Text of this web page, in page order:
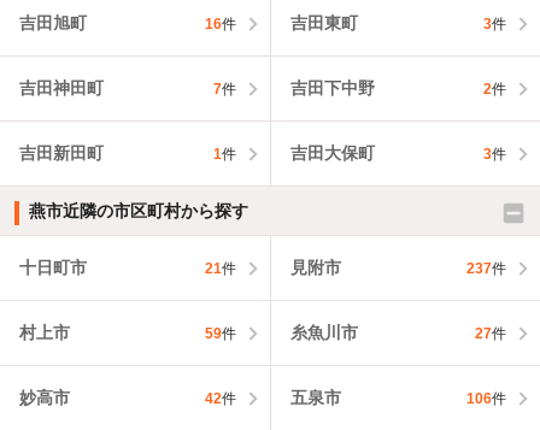
吉田旭町 16件 吉田東町 3件
吉田神田町 7件 吉田下中野 2件
吉田新田町 1件 吉田大保町 3件
燕市近隣の市区町村から探す
十日町市 21件 見附市 237件
村上市 59件 糸魚川市 27件
妙高市 42件 五泉市 106件